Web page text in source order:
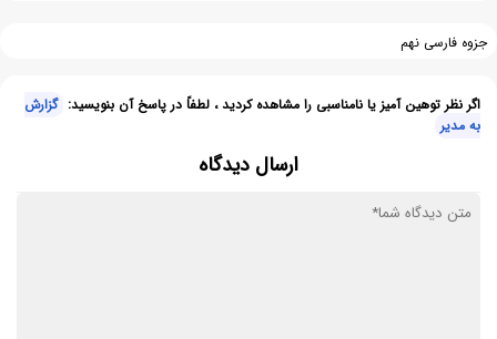
جزوه فارسی نهم
اگر نظر توهین آمیز یا نامناسبی را مشاهده کردید ، لطفاً در پاسخ آن بنویسید: گزارش
به مدیر
ارسال دیدگاه